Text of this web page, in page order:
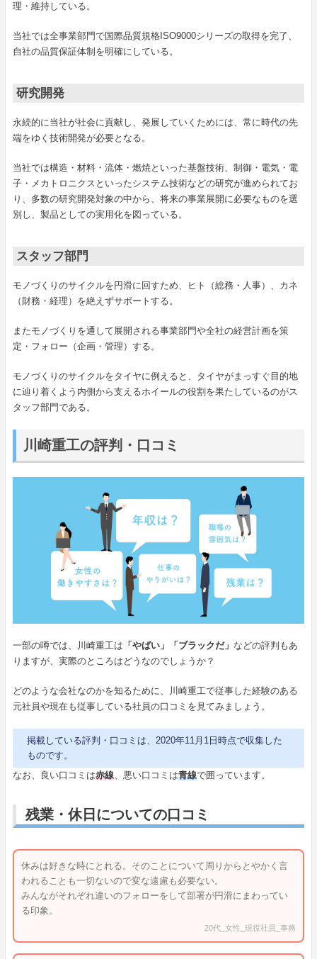
理・維持している。
当社では全事業部門で国際品質規格ISO9000シリーズの取得を完了、
自社の品質保証体制を明確にしている。
研究開発
永続的に当社が社会に貢献し、発展していくためには、常に時代の先
端をゆく技術開発が必要となる。
当社では構造・材料・流体・燃焼といった基盤技術、制御・電気・電
子・メカトロニクスといったシステム技術などの研究が進められてお
り、多数の研究開発対象の中から、将来の事業展開に必要なものを選
別し、製品としての実用化を図っている。
スタッフ部門
モノづくりのサイクルを円滑に回すため、ヒト（総務・人事）、カネ
（財務・経理）を絶えずサポートする。
またモノづくりを通して展開される事業部門や全社の経営計画を策
定・フォロー（企画・管理）する。
モノづくりのサイクルをタイヤに例えると、タイヤがまっすぐ目的地
に辿り着くよう内側から支えるホイールの役割を果たしているのがス
タッフ部門である。
川崎重工の評判・口コミ
一部の噂では、川崎重工は 「やばい」「ブラックだ」 などの評判もあ
りますが、実際のところはどうなのでしょうか？
どのような会社なのかを知るために、川崎重工で従事した経験のある
元社員や現在も従事している社員の口コミを見てみましょう。
掲載している評判・口コミは、2020年11月1日時点で収集した
ものです。
なお、良い口コミは赤線、悪い口コミは青線で囲っています。
残業・休日についての口コミ
休みは好きな時にとれる。そのことについて周りからとやかく言
われることも一切ないので変な遠慮も必要ない。
みんながそれぞれ違いのフォローをして部署が円滑にまわってい
る印象。
20代_女性_現役社員_事務